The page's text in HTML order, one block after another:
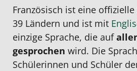
Französisch ist eine offizielle
39 Ländern und ist mit
einzige Sprache, die auf
gesprochen wird. Die
Schülerinnen und Schüler